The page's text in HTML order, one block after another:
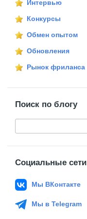
Интервью
Конкурсы
Обмен опытом
Обновления
Рынок фриланса
Поиск по блогу
Социальные сети
Мы ВКонтакте
Мы в Telegram